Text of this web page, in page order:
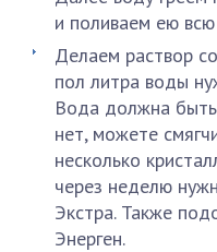
и поливаем ею
Делаем раствор
пол литра воды
Вода должна быть
нет, можете
несколько
через неделю
Экстра. Также
Энерген.